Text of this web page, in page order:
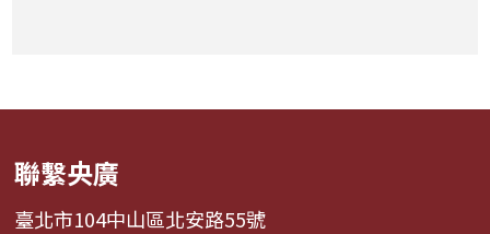
聯繫央廣
臺北市104中山區北安路55號